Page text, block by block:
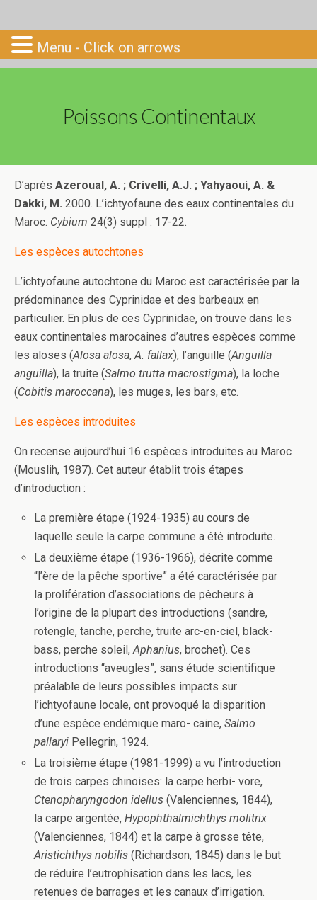
Go-South
Poissons Continentaux
D’après Azeroual, A. ; Crivelli, A.J. ; Yahyaoui, A. &
Dakki, M. 2000. L’ichtyofaune des eaux continentales du
Maroc. Cybium 24(3) suppl : 17-22.
Les espèces autochtones
L’ichtyofaune autochtone du Maroc est caractérisée par la
prédominance des Cyprinidae et des barbeaux en
particulier. En plus de ces Cyprinidae, on trouve dans les
eaux continentales marocaines d’autres espèces comme
les aloses (Alosa alosa,A. fallax), l’anguille (Anguilla
anguilla), la truite (Salmo trutta macrostigma), la loche
(Cobitis maroccana), les muges, les bars, etc.
Les espèces introduites
On recense aujourd’hui 16 espèces introduites au Maroc
(Mouslih, 1987). Cet auteur établit trois étapes
d’introduction :
La première étape (1924-1935) au cours de
laquelle seule la carpe commune a été introduite.
La deuxième étape (1936-1966), décrite comme
“l’ère de la pêche sportive” a été caractérisée par
la prolifération d’associations de pêcheurs à
l’origine de la plupart des introductions (sandre,
rotengle, tanche, perche, truite arc-en-ciel, black-
bass, perche soleil,Aphanius, brochet). Ces
introductions “aveugles”, sans étude scientifique
préalable de leurs possibles impacts sur
l’ichtyofaune locale, ont provoqué la disparition
d’une espèce endémique maro- caine,Salmo
pallaryi Pellegrin, 1924.
La troisième étape (1981-1999) a vu l’introduction
de trois carpes chinoises: la carpe herbi- vore,
Ctenopharyngodon idellus(Valenciennes, 1844),
la carpe argentée,Hypophthalmichthys molitrix
(Valenciennes, 1844) et la carpe à grosse tête,
Aristichthys nobilis(Richardson, 1845) dans le but
de réduire l’eutrophisation dans les lacs, les
retenues de barrages et les canaux d’irrigation.
Menu - Click on arrows